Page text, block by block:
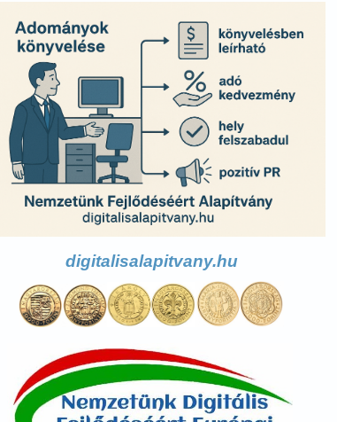
digitalisalapitvany.hu